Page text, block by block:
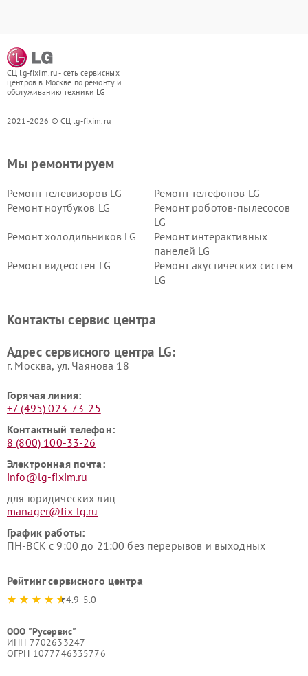
СЦ lg-fixim.ru - сеть сервисных
центров в Москве по ремонту и
обслуживанию техники LG
2021-2026 © СЦ lg-fixim.ru
Мы ремонтируем
Ремонт телевизоров LG
Ремонт телефонов LG
Ремонт ноутбуков LG
Ремонт роботов-пылесосов
LG
Ремонт холодильников LG
Ремонт интерактивных
панелей LG
Ремонт видеостен LG
Ремонт акустических систем
LG
Ремонт морозильных камер
Ремонт вертикальных
Контакты сервис центра
Адрес сервисного центра LG:
г. Москва, ул. Чаянова 18
Горячая линия:
+7 (495) 023-73-25
Контактный телефон:
8 (800) 100-33-26
Электронная почта:
info@lg-fixim.ru
для юридических лиц
manager@fix-lg.ru
График работы:
ПН-ВСК с 9:00 до 21:00 без перерывов и выходных
Рейтинг сервисного центра
4.9-5.0
ООО "Русервис"
ИНН 7702633247
ОГРН 1077746335776